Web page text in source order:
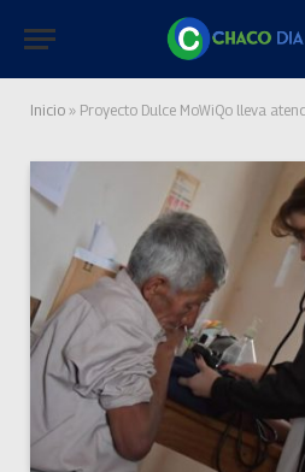
Inicio » Proyecto Dulce MoWiQo lleva atención sanitaria para